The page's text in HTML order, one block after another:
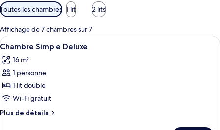
Filtres
disponibles
pour
les
chambres
Toutes les chambres 1 lit 2 lits
Affichage de 7 chambres sur 7
Afficher
toutes
les
photos
pour
ce
type
de
Une chambre d’hôtel avec un lit, un
4
Chambre Simple Deluxe
16 m²
1 personne
1 lit double
Wi-Fi gratuit
Plus de détails
Plus